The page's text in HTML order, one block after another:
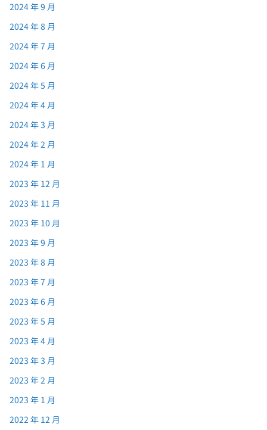
2024 年 9 月
2024 年 8 月
2024 年 7 月
2024 年 6 月
2024 年 5 月
2024 年 4 月
2024 年 3 月
2024 年 2 月
2024 年 1 月
2023 年 12 月
2023 年 11 月
2023 年 10 月
2023 年 9 月
2023 年 8 月
2023 年 7 月
2023 年 6 月
2023 年 5 月
2023 年 4 月
2023 年 3 月
2023 年 2 月
2023 年 1 月
2022 年 12 月